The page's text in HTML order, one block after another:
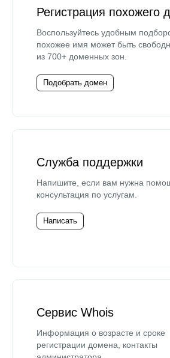
Регистрация похожего
Воспользуйтесь удобным
похожее имя может быть
из 700+ доменных зон.
Подобрать домен
Служба поддержки
Напишите, если вам нужна
консультация по услугам.
Написать
Сервис Whois
Информация о возрасте и сроке
регистрации домена, контакты